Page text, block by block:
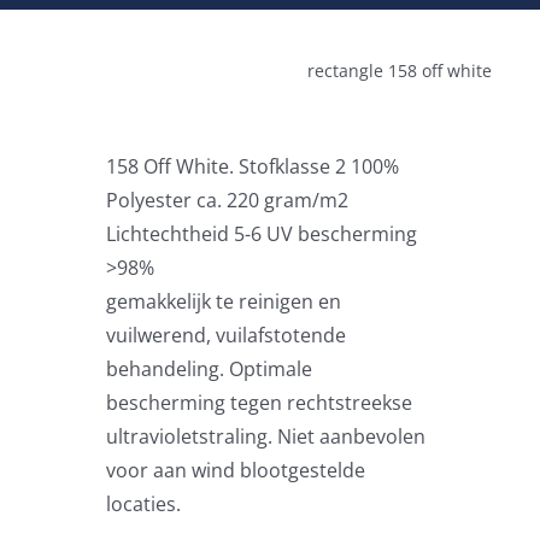
Zweefparasols
Horeca parasols
Muurparasols
Schaduwdoeken
rectangle 158 off white
158 Off White. Stofklasse 2 100%
Polyester ca. 220 gram/m2
Lichtechtheid 5-6 UV bescherming
>98%
gemakkelijk te reinigen en
vuilwerend, vuilafstotende
behandeling. Optimale
bescherming tegen rechtstreekse
ultravioletstraling. Niet aanbevolen
voor aan wind blootgestelde
locaties.